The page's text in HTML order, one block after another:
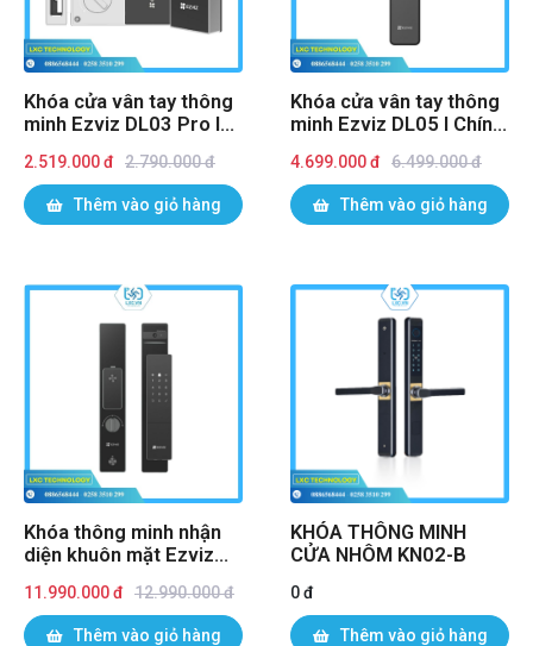
Khóa cửa vân tay thông
minh Ezviz DL03 Pro I
2.519.000 đ 2.790.000 đ
Thêm vào giỏ hàng
Khóa cửa vân tay thông
minh Ezviz DL05 I Chính
4.699.000 đ 6.499.000 đ
Thêm vào giỏ hàng
Khóa thông minh nhận
diện khuôn mặt Ezviz
11.990.000 đ 12.990.000 đ
Thêm vào giỏ hàng
KHÓA THÔNG MINH
CỬA NHÔM KN02-B
0 đ
Thêm vào giỏ hàng